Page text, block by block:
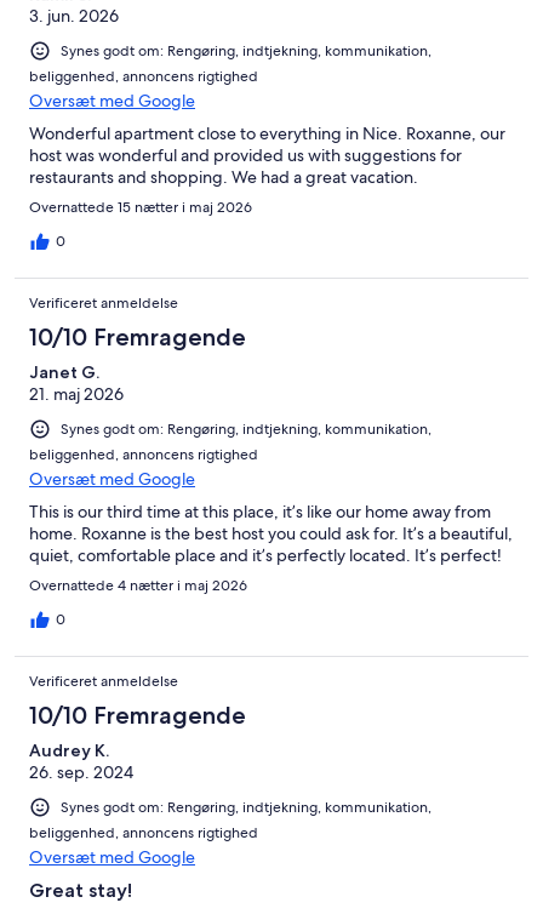
3. jun. 2026
Synes godt om: Rengøring, indtjekning, kommunikation,
beliggenhed, annoncens rigtighed
Oversæt med Google
Wonderful apartment close to everything in Nice. Roxanne, our
host was wonderful and provided us with suggestions for
restaurants and shopping. We had a great vacation.
Overnattede 15 nætter i maj 2026
0
Verificeret anmeldelse
10/10 Fremragende
Janet G.
21. maj 2026
Synes godt om: Rengøring, indtjekning, kommunikation,
beliggenhed, annoncens rigtighed
Oversæt med Google
This is our third time at this place, it’s like our home away from
home. Roxanne is the best host you could ask for. It’s a beautiful,
quiet, comfortable place and it’s perfectly located. It’s perfect!
Overnattede 4 nætter i maj 2026
0
Verificeret anmeldelse
10/10 Fremragende
Audrey K.
26. sep. 2024
Synes godt om: Rengøring, indtjekning, kommunikation,
beliggenhed, annoncens rigtighed
Oversæt med Google
Great stay!